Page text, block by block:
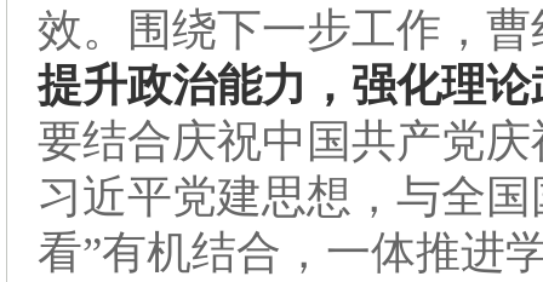
效。围绕下一步工作，
提升政治能力，强化理
要结合庆祝中国共产党
习近平党建思想，与全
看”有机结合，一体推进